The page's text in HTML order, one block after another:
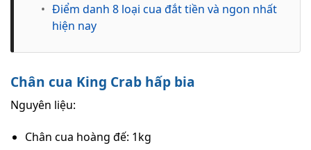
• Điểm danh 8 loại cua đắt tiền và ngon nhất
hiện nay
Chân cua King Crab hấp bia
Nguyên liệu:
Chân cua hoàng đế: 1kg